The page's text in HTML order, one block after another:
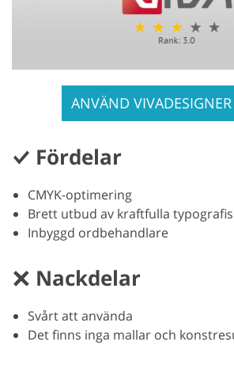
ANVÄND VIVADESIGNER
Fördelar
CMYK-optimering
Brett utbud av kraftfulla
Inbyggd ordbehandlare
Nackdelar
Svårt att använda
Det finns inga mallar och